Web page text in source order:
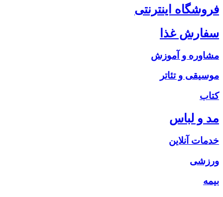
فروشگاه اینترنتی
سفارش غذا
مشاوره و آموزش
موسیقی و تئاتر
کتاب
مد و لباس
خدمات آنلاین
ورزشی
بیمه